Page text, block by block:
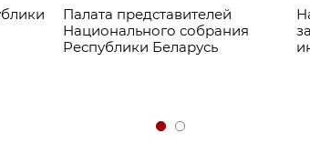
Палата представителей
Национального собрания
Республики Беларусь